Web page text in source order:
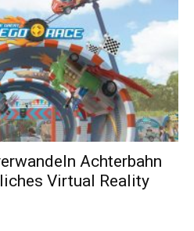
Achterbahn
Virtual Reality